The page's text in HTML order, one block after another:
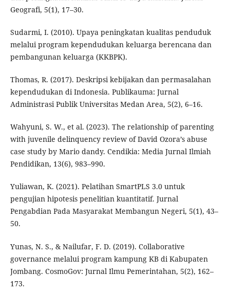
Geografi, 5(1), 17–30.
Sudarmi, I. (2010). Upaya peningkatan kualitas penduduk
melalui program kependudukan keluarga berencana dan
pembangunan keluarga (KKBPK).
Thomas, R. (2017). Deskripsi kebijakan dan permasalahan
kependudukan di Indonesia. Publikauma: Jurnal
Administrasi Publik Universitas Medan Area, 5(2), 6–16.
Wahyuni, S. W., et al. (2023). The relationship of parenting
with juvenile delinquency review of David Ozora’s abuse
case study by Mario dandy. Cendikia: Media Jurnal Ilmiah
Pendidikan, 13(6), 983–990.
Yuliawan, K. (2021). Pelatihan SmartPLS 3.0 untuk
pengujian hipotesis penelitian kuantitatif. Jurnal
Pengabdian Pada Masyarakat Membangun Negeri, 5(1), 43–
50.
Yunas, N. S., & Nailufar, F. D. (2019). Collaborative
governance melalui program kampung KB di Kabupaten
Jombang. CosmoGov: Jurnal Ilmu Pemerintahan, 5(2), 162–
173.